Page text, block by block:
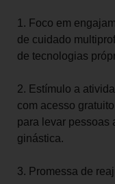
1. Foco em
de cuidado
de tecnologias
2. Estímulo a
com acesso
para levar pessoas
ginástica.
3. Promessa de